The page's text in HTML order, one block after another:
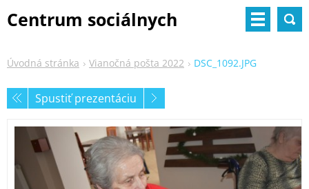
Centrum sociálnych
Úvodná stránka Vianočná pošta 2022 DSC_1092.JPG
Spustiť prezentáciu